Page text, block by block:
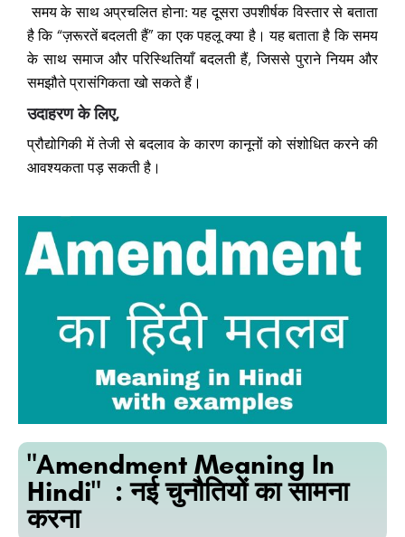
समय के साथ अप्रचलित होना: यह दूसरा उपशीर्षक विस्तार से बताता
है कि “ज़रूरतें बदलती हैं” का एक पहलू क्या है। यह बताता है कि समय
के साथ समाज और परिस्थितियाँ बदलती हैं, जिससे पुराने नियम और
समझौते प्रासंगिकता खो सकते हैं।
उदाहरण के लिए,
प्रौद्योगिकी में तेजी से बदलाव के कारण कानूनों को संशोधित करने की
आवश्यकता पड़ सकती है।
"Amendment Meaning In
Hindi" : नई चुनौतियों का सामना
करना